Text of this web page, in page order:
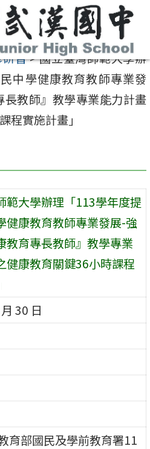
習>國立臺灣師範大學辦
中學健康教育教師專業發
教師』教學專業能力計畫
程實施計畫」
範大學辦理「113學年度提
健康教育教師專業發展-強
教育專長教師』教學專業
健康教育關鍵36小時課程
30 日
育部國民及學前教育署11